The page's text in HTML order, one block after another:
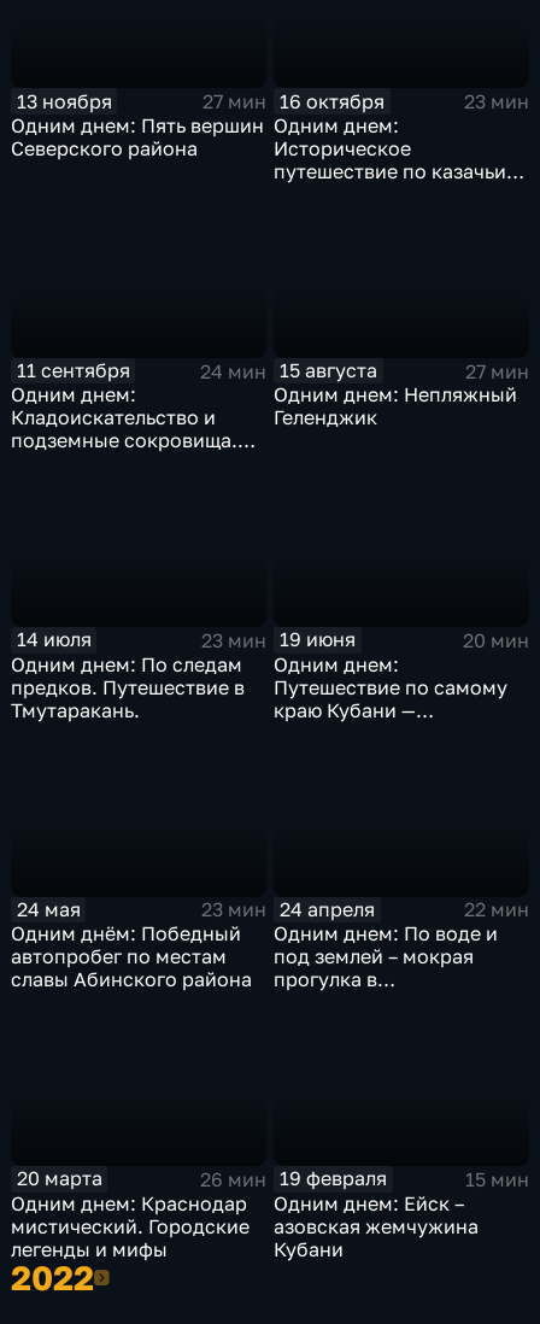
13 ноября
27 мин
Одним днем: Пять вершин
Северского района
16 октября
23 мин
Одним днем:
Историческое
путешествие по казачьим
11 сентября
24 мин
Одним днем:
Кладоискательство и
подземные сокровища.
15 августа
27 мин
Одним днем: Непляжный
Геленджик
14 июля
23 мин
Одним днем: По следам
предков. Путешествие в
Тмутаракань.
19 июня
20 мин
Одним днем:
Путешествие по самому
краю Кубани —
24 мая
23 мин
Одним днём: Победный
автопробег по местам
славы Абинского района
24 апреля
22 мин
Одним днем: По воде и
под землей – мокрая
прогулка в
20 марта
26 мин
Одним днем: Краснодар
мистический. Городские
легенды и мифы
19 февраля
15 мин
Одним днем: Ейск –
азовская жемчужина
Кубани
20222022